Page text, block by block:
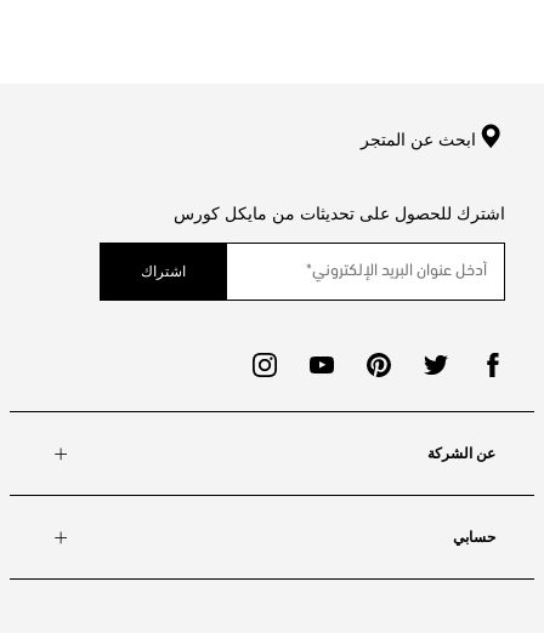
ابحث عن المتجر
اشترك للحصول على تحديثات من مايكل كورس
اشتراك
عن الشركة
حسابي